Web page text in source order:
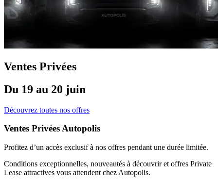
Ventes Privées
Du 19 au 20 juin
Découvrez toutes nos offres
Ventes Privées Autopolis
Profitez d’un accès exclusif à nos offres pendant une durée limitée.
Conditions exceptionnelles, nouveautés à découvrir et offres Private
Lease attractives vous attendent chez Autopolis.